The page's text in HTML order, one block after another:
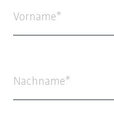
Vorname
Nachname